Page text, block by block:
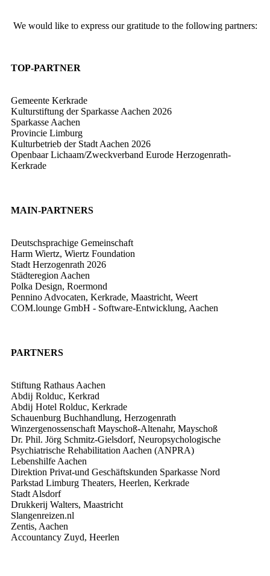
We would like to express our gratitude to the following partners:
TOP-PARTNER
Gemeente Kerkrade
Kulturstiftung der Sparkasse Aachen 2026
Sparkasse Aachen
Provincie Limburg
Kulturbetrieb der Stadt Aachen 2026
Openbaar Lichaam/Zweckverband Eurode Herzogenrath-
Kerkrade
MAIN-PARTNERS
Deutschsprachige Gemeinschaft
Harm Wiertz, Wiertz Foundation
Stadt Herzogenrath 2026
Städteregion Aachen
Polka Design, Roermond
Pennino Advocaten, Kerkrade, Maastricht, Weert
COM.lounge GmbH - Software-Entwicklung, Aachen
PARTNERS
Stiftung Rathaus Aachen
Abdĳ Rolduc, Kerkrad
Abdĳ Hotel Rolduc, Kerkrade
Schauenburg Buchhandlung, Herzogenrath
Winzergenossenschaft Mayschoß-Altenahr, Mayschoß
Dr. Phil. Jörg Schmitz-Gielsdorf, Neuropsychologische
Psychiatrische Rehabilitation Aachen (ANPRA)
Lebenshilfe Aachen
Direktion Privat-und Geschäftskunden Sparkasse Nord
Parkstad Limburg Theaters, Heerlen, Kerkrade
Stadt Alsdorf
Drukkerij Walters, Maastricht
Slangenreizen.nl
Zentis, Aachen
Accountancy Zuyd, Heerlen